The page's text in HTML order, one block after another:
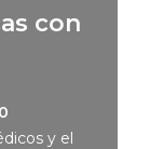
con
y el